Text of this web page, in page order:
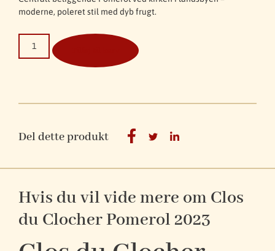
moderne, poleret stil med dyb frugt.
Del dette produkt
Hvis du vil vide mere om Clos
du Clocher Pomerol 2023